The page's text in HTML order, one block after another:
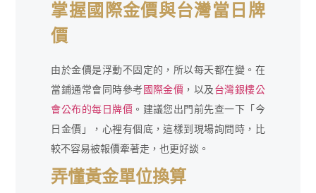
掌握國際金價與台灣當日牌
價
由於金價是浮動不固定的，所以每天都在變。在
當鋪通常會同時參考 國際金價 ，以及台灣銀樓公
會公布的每日牌價 。建議您出門前先查一下「今
日金價」，心裡有個底，這樣到現場詢問時，比
較不容易被報價牽著走，也更好談。
弄懂黃金單位換算